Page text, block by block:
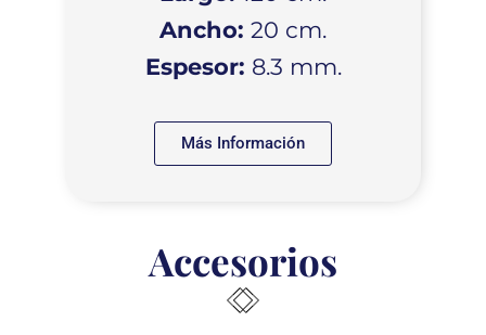
Ancho: 20 cm.
Espesor: 8.3 mm.
Más Información
Accesorios